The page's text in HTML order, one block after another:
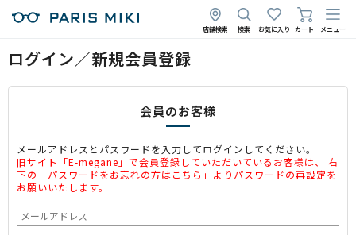
店舗検索 検索 お気に入り カート メニュー
ログイン／新規会員登録
会員のお客様
メールアドレスとパスワードを入力してログインしてください。
旧サイト「E-megane」で会員登録していただいているお客様は、 右
下の「パスワードをお忘れの方はこちら」よりパスワードの再設定を
お願いいたします。